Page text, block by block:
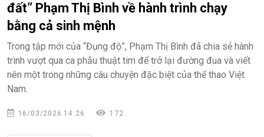
đất” Phạm Thị Bình về hành trình chạy
bằng cả sinh mệnh
Trong tập mới của “Đụng độ”, Phạm Thị Bình đã chia sẻ hành
trình vượt qua ca phẫu thuật tim để trở lại đường đua và viết
nên một trong những câu chuyện đặc biệt của thể thao Việt
Nam.
16/03/2026 14:26 172